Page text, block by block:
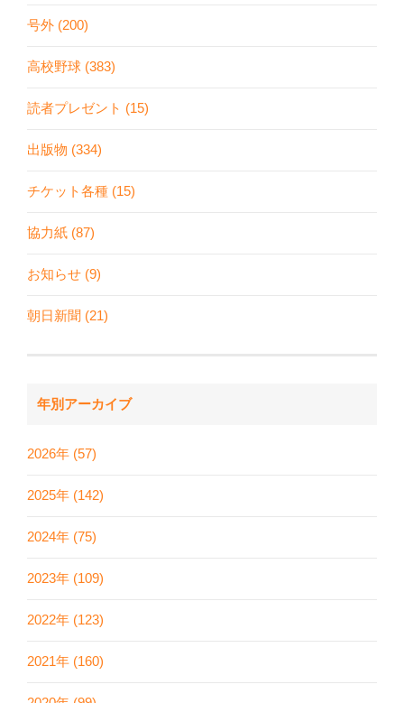
号外 (200)
高校野球 (383)
読者プレゼント (15)
出版物 (334)
チケット各種 (15)
協力紙 (87)
お知らせ (9)
朝日新聞 (21)
年別アーカイブ
2026年 (57)
2025年 (142)
2024年 (75)
2023年 (109)
2022年 (123)
2021年 (160)